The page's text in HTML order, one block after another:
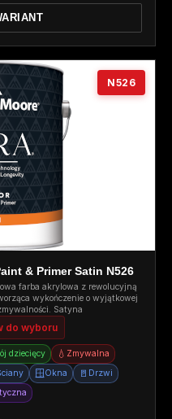
N526
& Primer Satin N526
farba akrylowa z rewolucyjną
wykończenie o wyjątkowej
Satyna
do wyboru
dziecięcy 💧 Zmywalna
🪟 Okna 🚪 Drzwi